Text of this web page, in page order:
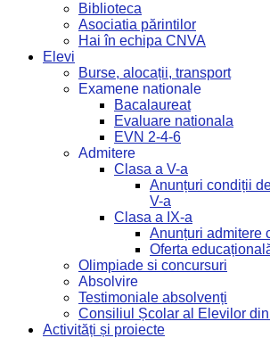
Biblioteca
Asociatia părintilor
Hai în echipa CNVA
Elevi
Burse, alocații, transport
Examene nationale
Bacalaureat
Evaluare nationala
EVN 2-4-6
Admitere
Clasa a V-a
Anunțuri condiții
V-a
Clasa a IX-a
Anunțuri admitere
Oferta
Olimpiade si concursuri
Absolvire
Testimoniale absolvenți
Consiliul Școlar al Elevilor
Activități și proiecte